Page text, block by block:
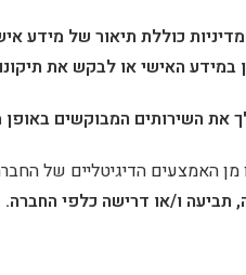
כוללת תיאור של מידע
את השירותים המבוקשים
מן האמצעים הדיגיטליים של
תביעה ו/או דרישה כלפי החברה.